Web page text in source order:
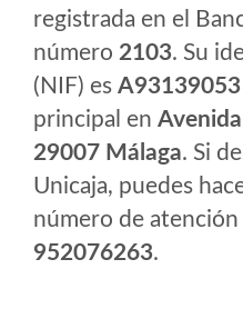
registrada en el
número 2103. Su
(NIF) es A93139053
principal en
29007 Málaga. Si
Unicaja, puedes
número de
952076263.